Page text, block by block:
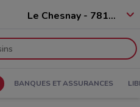
Le Chesnay - 78150
BANQUES ET ASSURANCES